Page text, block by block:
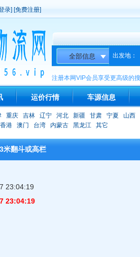
录] [免费注册]
出发地：
注册本网VIP会员享受更高级的
运价行情 车源信息
重庆 吉林 辽宁 河北 新疆 甘肃 宁夏
山西
香港 澳门 台湾 内蒙古 黑龙江 其它
米翻斗或高栏
23:04:19
23:04:19